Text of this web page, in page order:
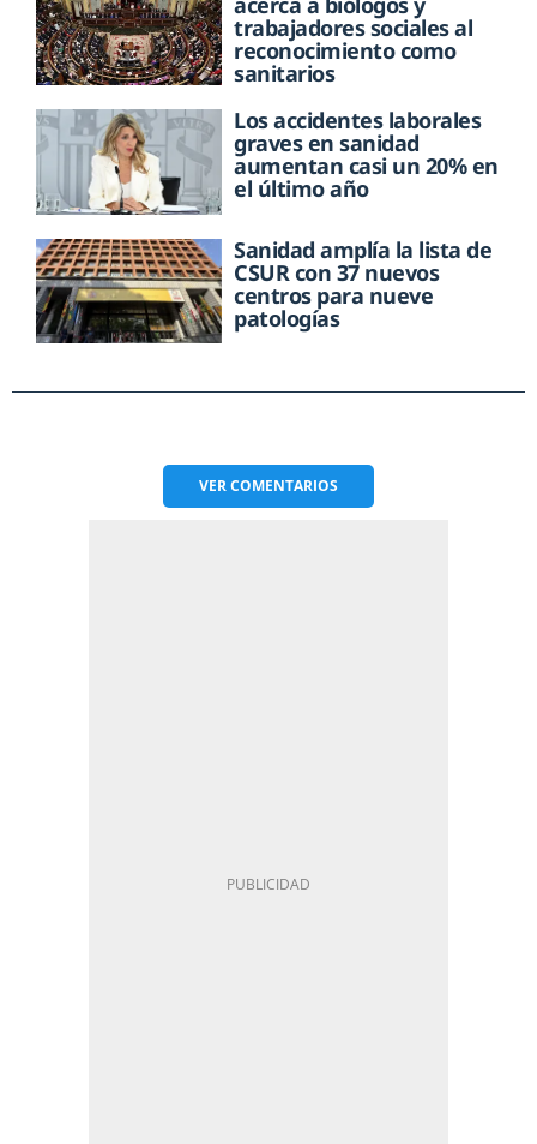
trabajadores sociales al
reconocimiento como
sanitarios
Los accidentes laborales
graves en sanidad
aumentan casi un 20% en
el último año
Sanidad amplía la lista de
CSUR con 37 nuevos
centros para nueve
patologías
VERCOMENTARIOS